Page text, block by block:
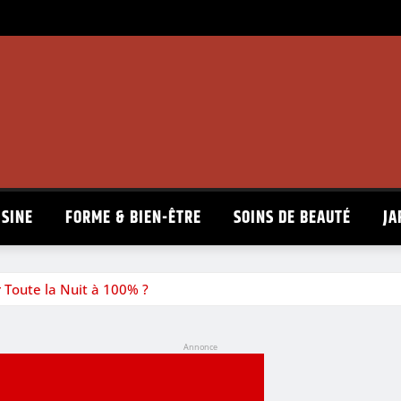
FORME & BIEN-ÊTRE SOINS DE BEAUTÉ
Toute la Nuit à 100% ?
Annonce